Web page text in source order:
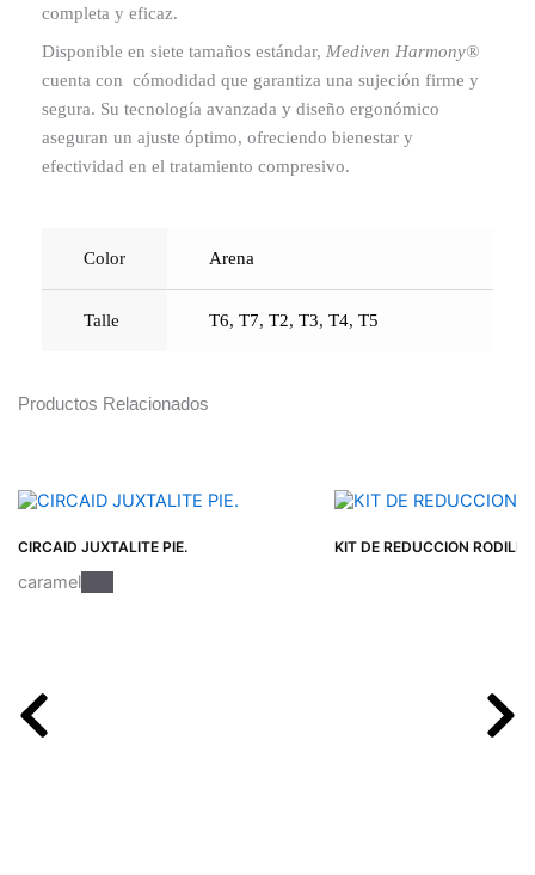
completa y eficaz.
Disponible en siete tamaños estándar, Mediven Harmony®
cuenta con cómodidad que garantiza una sujeción firme y
segura. Su tecnología avanzada y diseño ergonómico
aseguran un ajuste óptimo, ofreciendo bienestar y
efectividad en el tratamiento compresivo.
Color Arena
Talle T6, T7, T2, T3, T4, T5
Productos Relacionados
CIRCAID JUXTALITE PIE.
caramel
KIT DE REDUCCION RODILLA